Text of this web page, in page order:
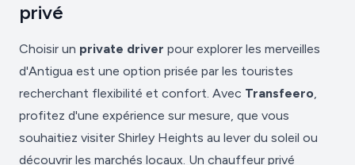
privé
Choisir un private driver pour explorer les merveilles
d'Antigua est une option prisée par les touristes
recherchant flexibilité et confort. Avec Transfeero,
profitez d'une expérience sur mesure, que vous
souhaitiez visiter Shirley Heights au lever du soleil ou
découvrir les marchés locaux. Un chauffeur privé